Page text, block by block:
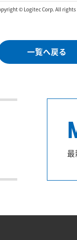
© Logitec Corp. All
一覧へ戻る